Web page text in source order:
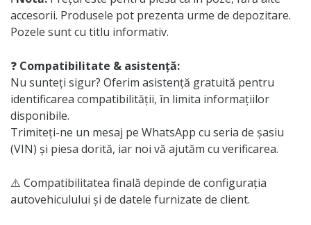
accesorii. Produsele pot prezenta urme de depozitare.
Pozele sunt cu titlu informativ.
❓ Compatibilitate & asistență:
Nu sunteți sigur? Oferim asistență gratuită pentru
identificarea compatibilității, în limita informațiilor
disponibile.
Trimiteți-ne un mesaj pe WhatsApp cu seria de șasiu
(VIN) și piesa dorită, iar noi vă ajutăm cu verificarea.
⚠️ Compatibilitatea finală depinde de configurația
autovehiculului și de datele furnizate de client.